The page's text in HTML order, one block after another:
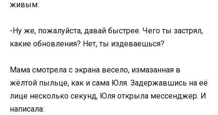
живым:
-Ну же, пожалуйста, давай быстрее. Чего ты застрял,
какие обновления? Нет, ты издеваешься?
Мама смотрела с экрана весело, измазанная в
жёлтой пыльце, как и сама Юля. Задержавшись на её
лице несколько секунд, Юля открыла мессенджер. И
написала: